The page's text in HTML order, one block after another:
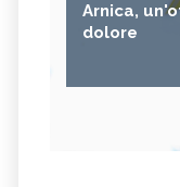
Arnica,
dolore